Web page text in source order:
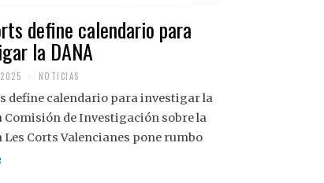
define calendario para
la DANA
NOTICIAS
define calendario para investigar la
Comisión de Investigación sobre la
Les Corts Valencianes pone rumbo